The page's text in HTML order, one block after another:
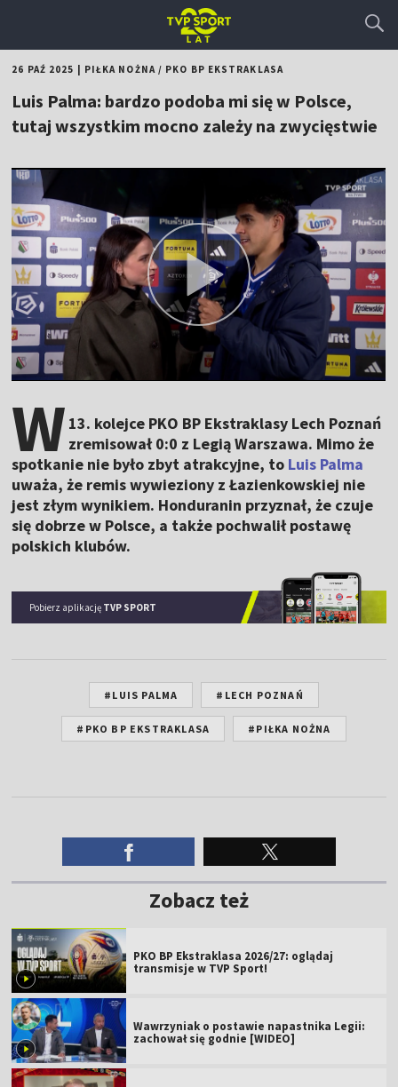
26 PAŹ 2025 PIŁKA NOŻNA/ PKO BP EKSTRAKLASA
Luis Palma: bardzo podoba mi się w Polsce,
tutaj wszystkim mocno zależy na zwycięstwie
W 13. kolejce PKO BP Ekstraklasy Lech Poznań
zremisował 0:0 z Legią Warszawa. Mimo że
spotkanie nie było zbyt atrakcyjne, to Luis Palma
uważa, że remis wywieziony z Łazienkowskiej nie
jest złym wynikiem. Honduranin przyznał, że czuje
się dobrze w Polsce, a także pochwalił postawę
polskich klubów.
Pobierz aplikację TVP SPORT
#LUIS PALMA #LECH POZNAŃ
#PKO BP EKSTRAKLASA #PIŁKA NOŻNA
Zobacz też
PKO BP Ekstraklasa 2026/27: oglądaj
transmisje w TVP Sport!
Wawrzyniak o postawie napastnika Legii:
zachował się godnie [WIDEO]